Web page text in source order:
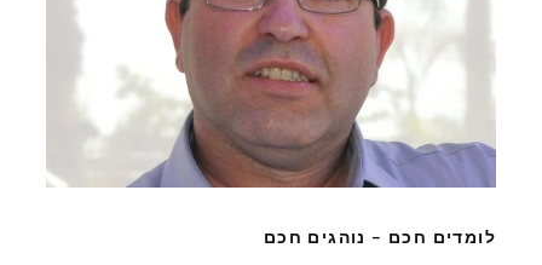
לומדים חכם – נוהגים חכם